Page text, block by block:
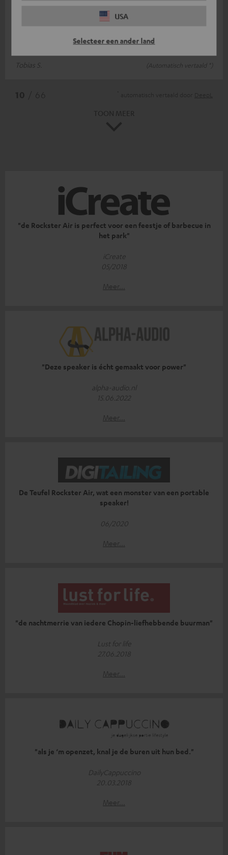
USA
Selecteer een ander land
Super geluid, snelste levering
voor binnen en buiten.
Tobias S.
(Automatisch vertaald *)
"de Rockster Air is perfect voor een feestje of barbecue in
het park"
iCreate
05/2018
Meer...
"Deze speaker is écht gemaakt voor power"
alpha-audio.nl
15.06.2022
Meer...
De Teufel Rockster Air, wat een monster van een portable
speaker!
06/2020
Meer...
"de nachtmerrie van iedere Chopin-liefhebbende buurman"
Lust for life
27.06.2018
Meer...
"als je ‘m openzet, knal je de buren uit hun bed."
DailyCappuccino
20.03.2018
Meer...